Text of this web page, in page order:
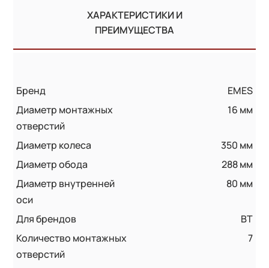
ХАРАКТЕРИСТИКИ И
ПРЕИМУЩЕСТВА
Бренд
EMES
Диаметр монтажных
отверстий
16 мм
Диаметр колеса
350 мм
Диаметр обода
288 мм
Диаметр внутренней
оси
80 мм
Для брендов
BT
Количество монтажных
отверстий
7